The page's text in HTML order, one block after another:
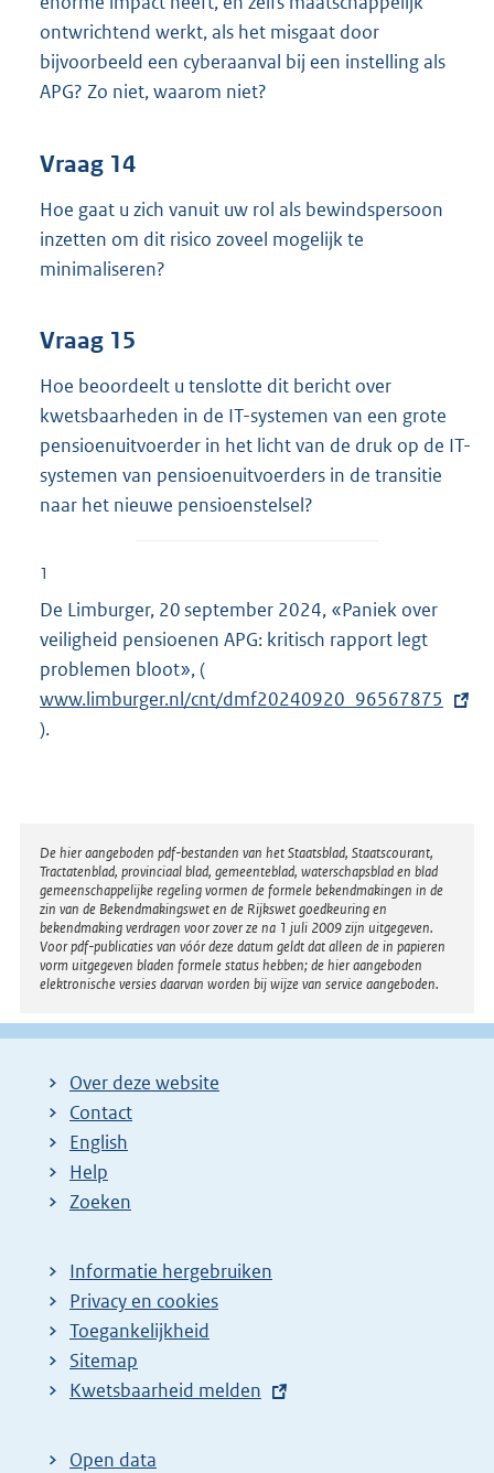
ontwrichtend werkt, als het misgaat door
bijvoorbeeld een cyberaanval bij een instelling als
APG? Zo niet, waarom niet?
Vraag 14
Hoe gaat u zich vanuit uw rol als bewindspersoon
inzetten om dit risico zoveel mogelijk te
minimaliseren?
Vraag 15
Hoe beoordeelt u tenslotte dit bericht over
kwetsbaarheden in de IT-systemen van een grote
pensioenuitvoerder in het licht van de druk op de IT-
systemen van pensioenuitvoerders in de transitie
naar het nieuwe pensioenstelsel?
1
De Limburger, 20 september 2024, «Paniek over
veiligheid pensioenen APG: kritisch rapport legt
problemen bloot», (
x
e
l
i
n
k
:
www.limburger.nl/cnt/dmf20240920_96567875
).
Disclaimer
De hier aangeboden pdf-bestanden van het Staatsblad, Staatscourant,
Tractatenblad, provinciaal blad, gemeenteblad, waterschapsblad en blad
gemeenschappelijke regeling vormen de formele bekendmakingen in de
zin van de Bekendmakingswet en de Rijkswet goedkeuring en
bekendmaking verdragen voor zover ze na 1 juli 2009 zijn uitgegeven.
Voor pdf-publicaties van vóór deze datum geldt dat alleen de in papieren
vorm uitgegeven bladen formele status hebben; de hier aangeboden
elektronische versies daarvan worden bij wijze van service aangeboden.
Over deze website
Contact
English
Help
Zoeken
Informatie hergebruiken
Privacy en cookies
Toegankelijkheid
Sitemap
E
t
Kwetsbaarheid melden
Open data